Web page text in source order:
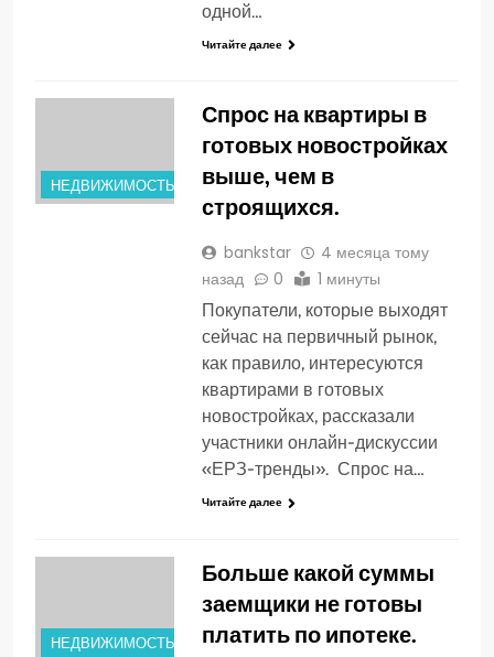
одной…
Читайте далее
НЕДВИЖИМОСТЬ
Спрос на квартиры в
готовых новостройках
выше, чем в
строящихся.
bankstar
4 месяца тому
назад
0 1 минуты
Покупатели, которые выходят
сейчас на первичный рынок,
как правило, интересуются
квартирами в готовых
новостройках, рассказали
участники онлайн-дискуссии
«ЕРЗ-тренды». Спрос на…
Читайте далее
НЕДВИЖИМОСТЬ
Больше какой суммы
заемщики не готовы
платить по ипотеке.